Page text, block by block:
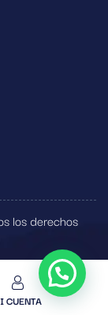
los derechos
CUENTA